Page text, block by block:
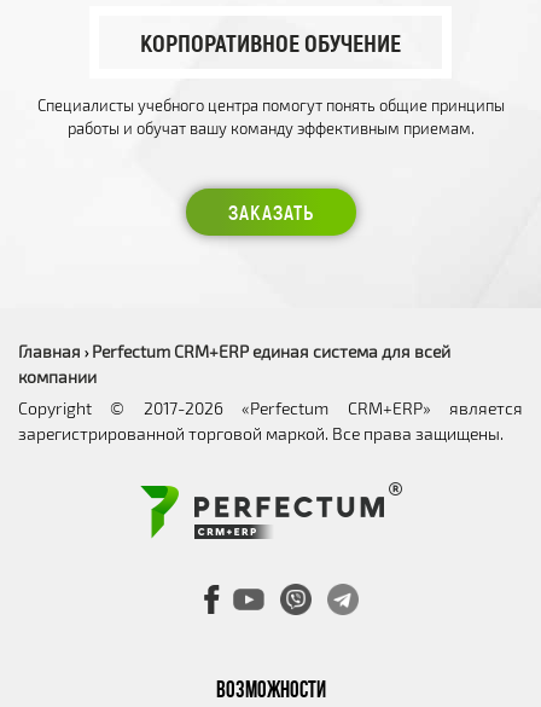
КОРПОРАТИВНОЕ ОБУЧЕНИЕ
Специалисты учебного центра помогут понять общие принципы
работы и обучат вашу команду эффективным приемам.
ЗАКАЗАТЬ
ВОЗМОЖНОСТИ
Главная › Perfectum CRM+ERP единая система для всей
компании
Copyright © 2017-2026 «Perfectum CRM+ERP» является
зарегистрированной торговой маркой. Все права защищены.